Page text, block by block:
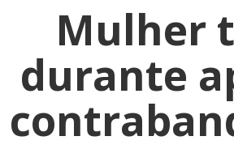
Mulher
durante